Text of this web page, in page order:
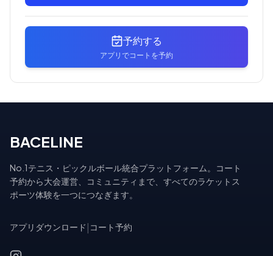
予約する
アプリでコートを予約
BACELINE
No.1テニス・ピックルボール統合プラットフォーム。コート
予約から大会運営、コミュニティまで、すべてのラケットス
ポーツ体験を一つにつなぎます。
アプリダウンロード コート予約